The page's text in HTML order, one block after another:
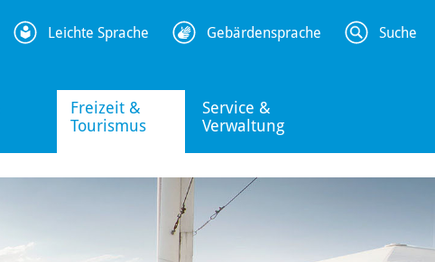
Freizeit &
Tourismus
Service &
Verwaltung
Leichte Sprache Gebärdensprache Suche